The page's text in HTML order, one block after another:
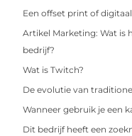
Een offset print of
Artikel Marketing: Wat is
bedrijf?
Wat is Twitch?
De evolutie van
Wanneer gebruik je een
Dit bedrijf heeft een